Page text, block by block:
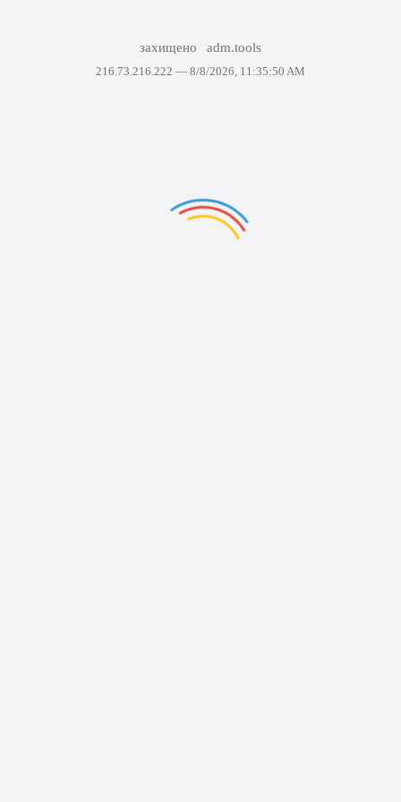
захищено adm.tools
216.73.216.222 — 8/8/2026, 11:35:50 AM